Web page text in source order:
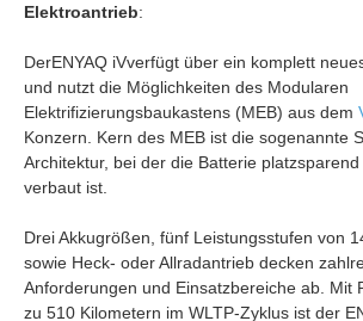
Elektroantrieb:
DerENYAQ iVverfügt über ein komplett
und nutzt die Möglichkeiten des Modularen
Elektrifizierungsbaukastens (MEB) aus dem
Konzern. Kern des MEB ist die sogenannte
Architektur, bei der die Batterie
verbaut ist.
Drei Akkugrößen, fünf Leistungsstufen von
sowie Heck- oder Allradantrieb decken
Anforderungen und Einsatzbereiche ab. Mit
zu 510 Kilometern im WLTP-Zyklus ist der